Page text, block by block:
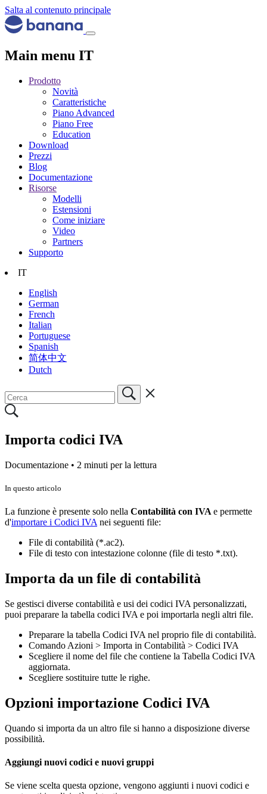
Salta al contenuto principale
Main menu IT
Prodotto
Novità
Caratteristiche
Piano Advanced
Piano Free
Education
Download
Prezzi
Blog
Documentazione
Risorse
Modelli
Estensioni
Come iniziare
Video
Partners
Supporto
IT
English
German
French
Italian
Portuguese
Spanish
简体中文
Dutch
Importa codici IVA
Documentazione • 2 minuti per la lettura
In questo articolo
La funzione è presente solo nella Contabilità con IVA e permette
d'importare i Codici IVA nei seguenti file:
File di contabilità (*.ac2).
File di testo con intestazione colonne (file di testo *.txt).
Importa da un file di contabilità
Se gestisci diverse contabilità e usi dei codici IVA personalizzati,
puoi preparare la tabella codici IVA e poi importarla negli altri file.
Preparare la tabella Codici IVA nel proprio file di contabilità.
Comando Azioni > Importa in Contabilità > Codici IVA
Scegliere il nome del file che contiene la Tabella Codici IVA
aggiornata.
Scegliere sostituire tutte le righe.
Opzioni importazione Codici IVA
Quando si importa da un altro file si hanno a disposizione diverse
possibilità.
Aggiungi nuovi codici e nuovi gruppi
Se viene scelta questa opzione, vengono aggiunti i nuovi codici e